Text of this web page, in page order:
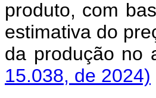
produto, com
estimativa do
da produção
15.038, de 2024)